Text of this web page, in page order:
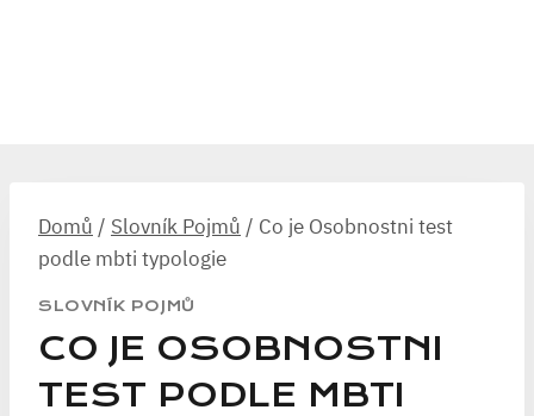
Domů / Slovník Pojmů / Co je Osobnostni test
podle mbti typologie
SLOVNÍK POJMŮ
CO JE OSOBNOSTNI
TEST PODLE MBTI